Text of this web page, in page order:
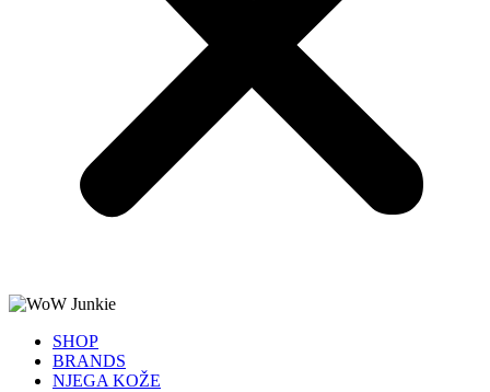
SHOP
BRANDS
NJEGA KOŽE